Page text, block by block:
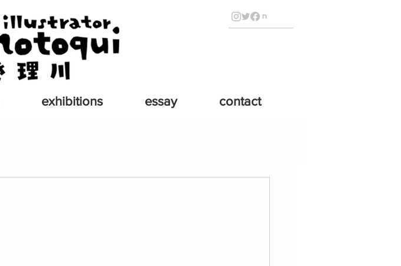
exhibitions essay contact